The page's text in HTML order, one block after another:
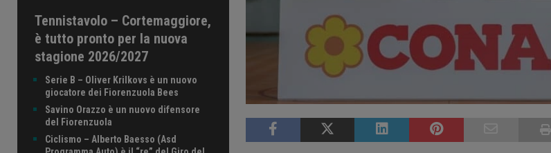
Tennistavolo – Cortemaggiore,
è tutto pronto per la nuova
stagione 2026/2027
Serie B – Oliver Krilkovs è un nuovo
giocatore dei Fiorenzuola Bees
Savino Orazzo è un nuovo difensore
del Fiorenzuola
Ciclismo – Alberto Baesso (Asd